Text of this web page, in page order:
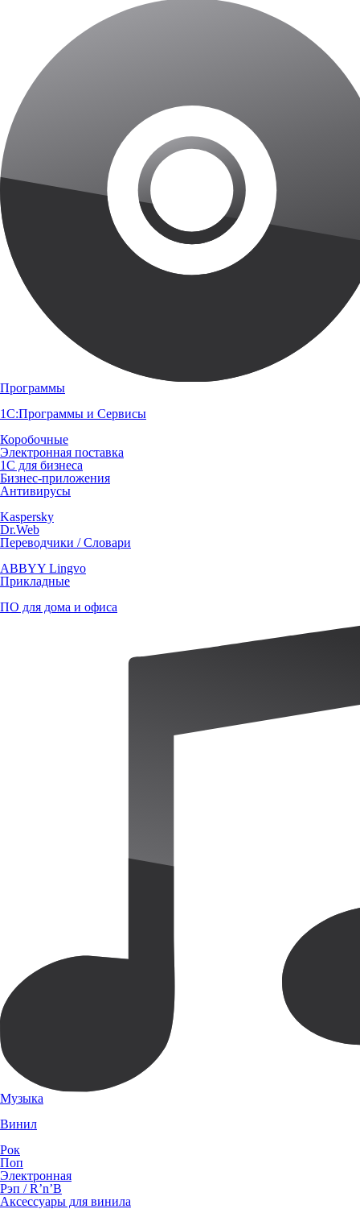
Программы
1С:Программы и Сервисы
Коробочные
Электронная поставка
1С для бизнеса
Бизнес-приложения
Антивирусы
Kaspersky
Dr.Web
Переводчики / Словари
ABBYY Lingvo
Прикладные
ПО для дома и офиса
Музыка
Винил
Рок
Поп
Электронная
Рэп / R’n’B
Аксессуары для винила